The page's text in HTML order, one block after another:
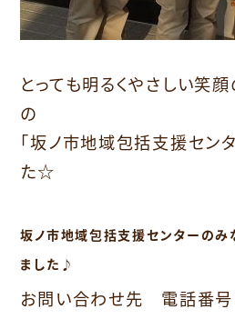
とっても明るくやさしい笑
の
「坂ノ市地域包括支援セン
た☆
坂ノ市地域包括支援センターのみ
ました♪
お問い合わせ先 電話番号